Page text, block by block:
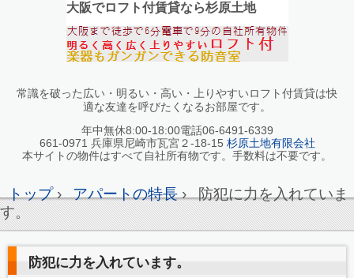
大阪でロフト付賃貸なら杉原土地
常識を破った広い・明るい・高い・上りやすいロフト付賃貸は快
適な友達を呼びたくなるお部屋です。
年中無休8:00-18:00電話06-6491-6339
661-0971 兵庫県尼崎市瓦宮２-18-15 杉原土地有限会社
本サイトの物件はすべて自社所有物です。手数料は不要です。
トップ› アパートの特長› 防犯に力を入れていま
す。
防犯に力を入れています。